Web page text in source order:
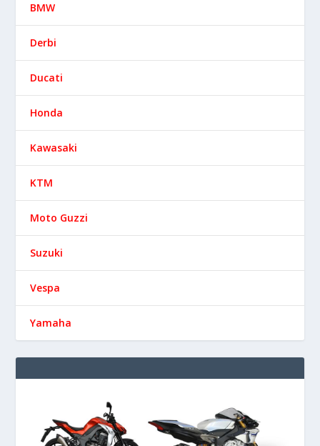
BMW
Derbi
Ducati
Honda
Kawasaki
KTM
Moto Guzzi
Suzuki
Vespa
Yamaha